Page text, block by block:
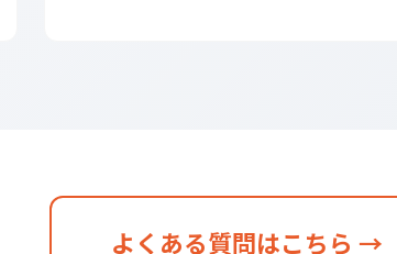
よくある質問はこちら →